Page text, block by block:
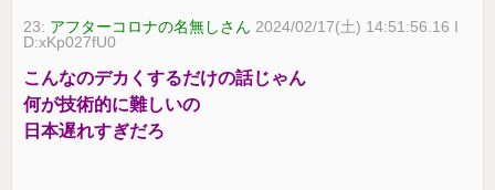
23: アフターコロナの名無しさん 2024/02/17(土) 14:51:56.16 I
D:xKp027fU0
こんなのデカくするだけの話じゃん
何が技術的に難しいの
日本遅れすぎだろ